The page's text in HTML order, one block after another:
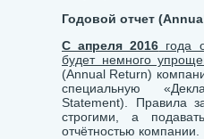
Годовой отчет (
С апреля 2016 года
будет немного
(Annual Return)
специальную
Statement). Правила
строгими, а
отчётностью компании.